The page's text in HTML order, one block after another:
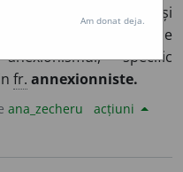
și
Care duce o politică de
specific
fr. annexionniste.
ana_zecheru acțiuni
Am donat deja.